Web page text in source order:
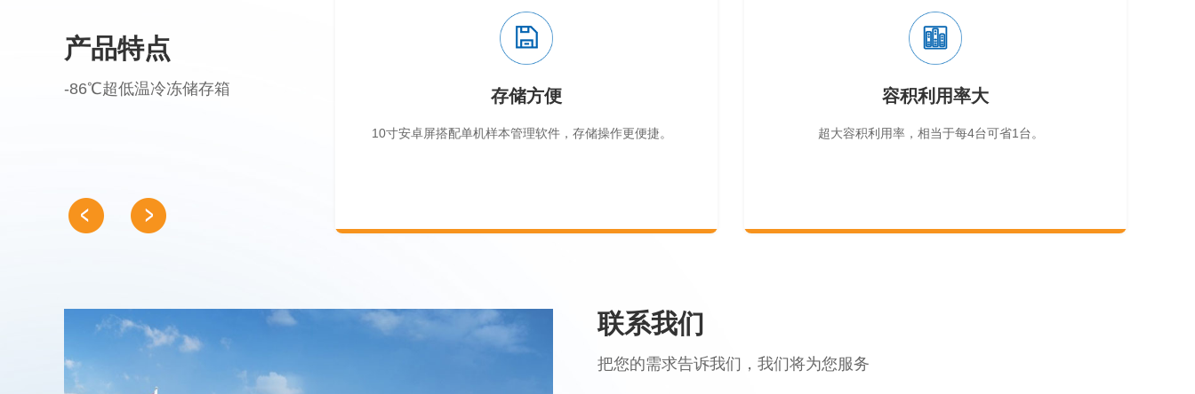
产品特点
-86℃超低温冷冻储存箱
双独立变频制冷系统 存储方便
10寸安卓屏搭配单机样本管理软件，存储操作更便捷。
容积利用率大
超大容积利用率，相当于每4台可省1台。
联系我们
把您的需求告诉我们，我们将为您服务